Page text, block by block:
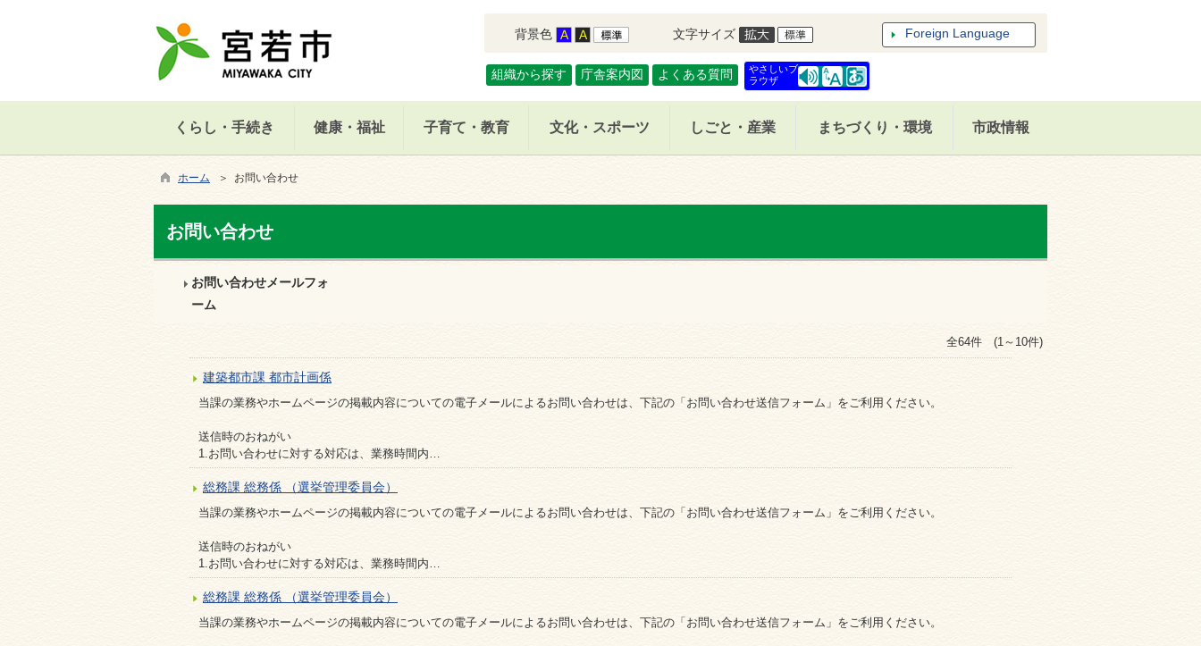
背景色 文字サイズ Foreign Language
組織から探す 庁舎案内図 よくある質問
やさしいブ
ラウザ
くらし・手続き 健康・福祉 子育て・教育 文化・スポーツ しごと・産業 まちづくり・環境 市政情報
ホーム ＞ お問い合わせ
お問い合わせ
お問い合わせメールフォ
ーム
全64件 (1～10件)
建築都市課 都市計画係
当課の業務やホームページの掲載内容についての電子メールによるお問い合わせは、下記の「お問い合わせ送信フォーム」をご利用ください。
送信時のおねがい
1.お問い合わせに対する対応は、業務時間内…
総務課 総務係 （選挙管理委員会）
当課の業務やホームページの掲載内容についての電子メールによるお問い合わせは、下記の「お問い合わせ送信フォーム」をご利用ください。
送信時のおねがい
1.お問い合わせに対する対応は、業務時間内…
総務課 総務係 （選挙管理委員会）
当課の業務やホームページの掲載内容についての電子メールによるお問い合わせは、下記の「お問い合わせ送信フォーム」をご利用ください。